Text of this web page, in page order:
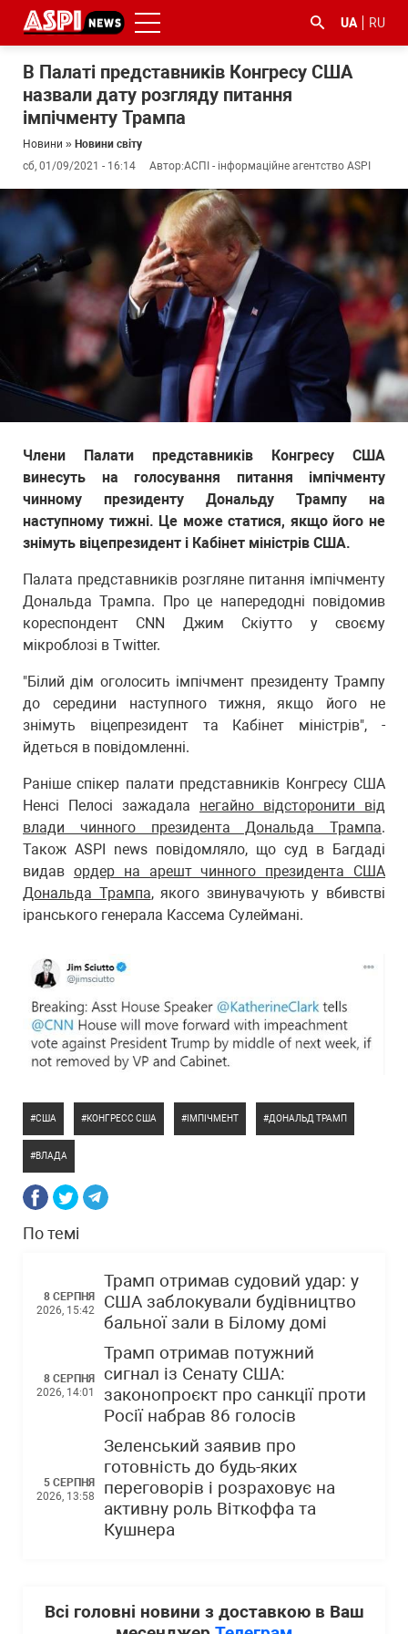
UA RU
В Палаті представників Конгресу США
назвали дату розгляду питання
імпічменту Трампа
Новини » Новини світу
сб, 01/09/2021 - 16:14
Автор:АСПІ - інформаційне агентство ASPI
Члени Палати представників Конгресу США
винесуть на голосування питання імпічменту
чинному президенту Дональду Трампу на
наступному тижні. Це може статися, якщо його не
знімуть віцепрезидент і Кабінет міністрів США.
Палата представників розгляне питання імпічменту
Дональда Трампа. Про це напередодні повідомив
кореспондент CNN Джим Скіутто у своєму
мікроблозі в Twitter.
"Білий дім оголосить імпічмент президенту Трампу
до середини наступного тижня, якщо його не
знімуть віцепрезидент та Кабінет міністрів", -
йдеться в повідомленні.
Раніше спікер палати представників Конгресу США
Ненсі Пелосі зажадала негайно відсторонити від
влади чинного президента Дональда Трампа.
Також ASPI news повідомляло, що суд в Багдаді
видав ордер на арешт чинного президента США
Дональда Трампа, якого звинувачують у вбивстві
іранського генерала Кассема Сулеймані.
США КОНГРЕСС США ІМПІЧМЕНТ ДОНАЛЬД ТРАМП
ВЛАДА
По темі
8 СЕРПНЯ
2026, 15:42
Трамп отримав судовий удар: у
США заблокували будівництво
бальної зали в Білому домі
8 СЕРПНЯ
2026, 14:01
Трамп отримав потужний
сигнал із Сенату США:
законопроєкт про санкції проти
Росії набрав 86 голосів
5 СЕРПНЯ
2026, 13:58
Зеленський заявив про
готовність до будь-яких
переговорів і розраховує на
активну роль Віткоффа та
Кушнера
Всі головні новини з доставкою в Ваш
#ООС
#боротьба
з
корупцією
#ДФС #Київ #коронавірус